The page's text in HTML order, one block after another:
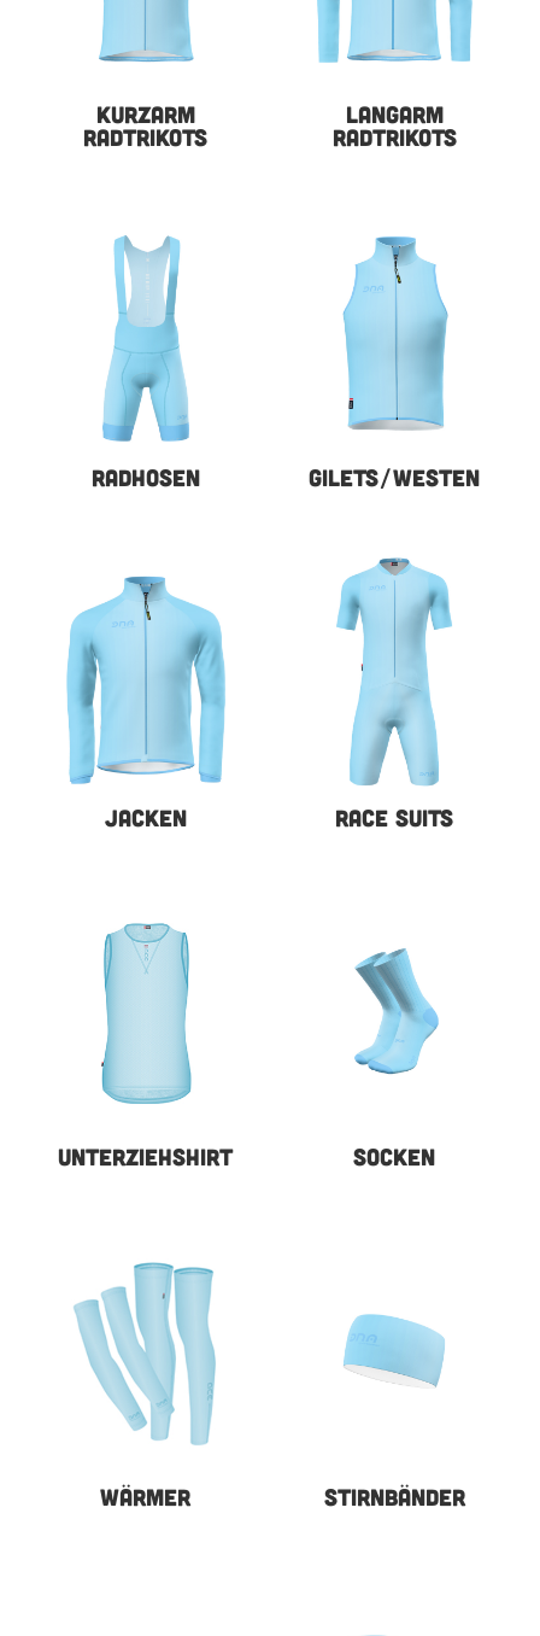
KURZARM
RADTRIKOTS
LANGARM
RADTRIKOTS
RADHOSEN GILETS/WESTEN
JACKEN RACE SUITS
UNTERZIEHSHIRT SOCKEN
WÄRMER STIRNBÄNDER